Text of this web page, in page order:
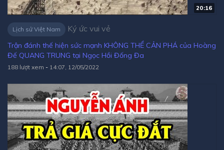
20:16
Lịch sử Việt Nam Ký ức vui vẻ
Trận đánh thế hiện sức mạnh KHÔNG THỂ CẢN PHÁ của Hoàng
Đế QUANG TRUNG tại Ngọc Hồi Đống Đa
188 lượt xem - 14:07, 12/05/2022